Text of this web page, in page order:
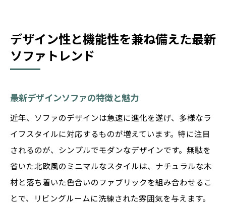
デザイン性と機能性を兼ね備えた最新
ソファトレンド
最新デザインソファの特徴と魅力
近年、ソファのデザインは急速に進化を遂げ、多様なラ
イフスタイルに対応するものが増えています。特に注目
されるのが、シンプルでモダンなデザインです。無駄を
省いた北欧風のミニマルなスタイルは、ナチュラルな木
材と落ち着いた色合いのファブリックを組み合わせるこ
とで、リビングルームに洗練された雰囲気を与えます。